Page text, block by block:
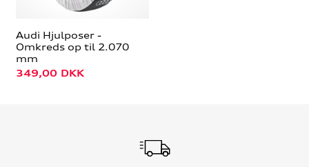
Audi Hjulposer -
Omkreds op til 2.070
mm
349,00 DKK